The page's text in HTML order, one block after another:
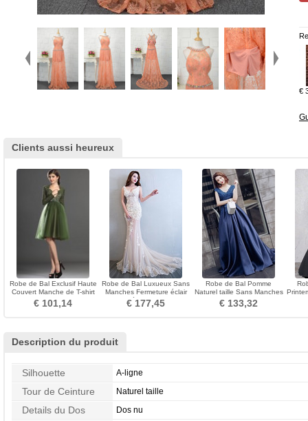
€
Clients aussi heureux
Robe de Bal Exclusif Haute
Couvert Manche de T-shirt
Longueur Genou
€ 101,14
Robe de Bal Luxueux Sans
Manches Fermeture éclair
Orné de Rosette
€ 177,45
Robe de Bal Pomme
Naturel taille Sans Manches
Satin Formelle Train de
balayage
€ 133,32
Description du produit
Silhouette A-ligne
Tour de Ceinture Naturel taille
Details du Dos Dos nu